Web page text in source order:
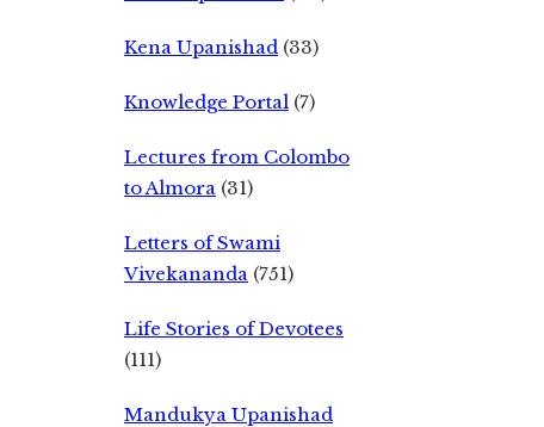
Kena Upanishad (33)
Knowledge Portal (7)
Lectures from Colombo
to Almora (31)
Letters of Swami
Vivekananda (751)
Life Stories of Devotees
(111)
Mandukya Upanishad